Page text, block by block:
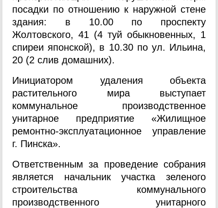
посадки по отношению к наружной стене
здания: в 10.00 по проспекту
Жолтовского, 41 (4 туй обыкновенных, 1
спиреи японской), в 10.30 по ул. Ильина,
20 (2 слив домашних).
Инициатором удаления объекта
растительного мира выступает
коммунальное производственное
унитарное предприятие «Жилищное
ремонтно-эксплуатационное управление
г. Пинска».
Ответственным за проведение собрания
является начальник участка зеленого
строительства коммунального
производственного унитарного